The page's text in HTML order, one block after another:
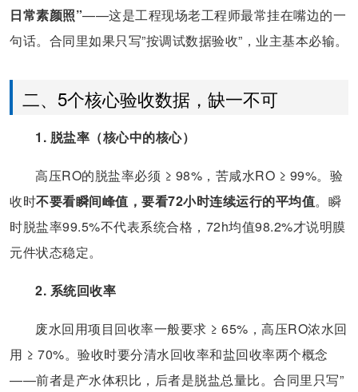
日常素颜照”——这是工程现场老工程师最常挂在嘴边的一
句话。合同里如果只写”按调试数据验收”，业主基本必输。
二、5个核心验收数据，缺一不可
1. 脱盐率（核心中的核心）
高压RO的脱盐率必须 ≥ 98%，苦咸水RO ≥ 99%。验
收时不要看瞬间峰值，要看72小时连续运行的平均值。瞬
时脱盐率99.5%不代表系统合格，72h均值98.2%才说明膜
元件状态稳定。
2. 系统回收率
废水回用项目回收率一般要求 ≥ 65%，高压RO浓水回
用 ≥ 70%。验收时要分清水回收率和盐回收率两个概念
——前者是产水体积比，后者是脱盐总量比。合同里只写”